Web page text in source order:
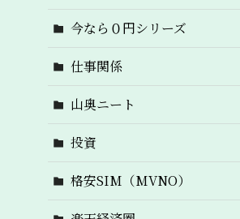
今なら０円シリーズ
仕事関係
山奥ニート
投資
格安SIM（MVNO）